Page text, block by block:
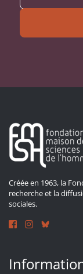
Créée en 1963, la
recherche et la
sociales.